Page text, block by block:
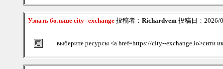
Узнать больше city--exchange 投稿者： Richardvem 投稿日：2026/
выберите ресурсы <a href=https://city--exchange.io>сити